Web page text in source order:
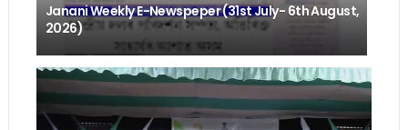
Janani Weekly E-Newspeper (31st July- 6th August,
2026)